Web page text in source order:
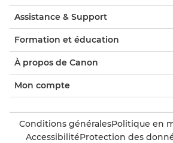
Assistance & Support
Formation et éducation
À propos de Canon
Mon compte
Conditions généralesPolitique en
AccessibilitéProtection des